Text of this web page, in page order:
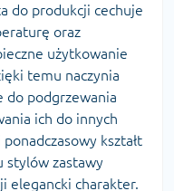
do produkcji cechuje
oraz
użytkowanie
temu naczynia
do podgrzewania
ich do innych
kształt
stylów zastawy
elegancki charakter.